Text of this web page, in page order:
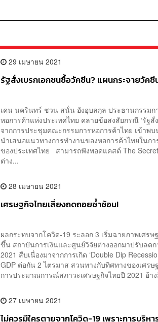
29 เมษายน 2021
รัฐสั่งเบรกเอกชนซื้อวัคซีน? แผนกระจายวัค
เคน นครินทร์ ชวน สนั่น อังอุบลกุล ประธานกรรมก
หอการค้าแห่งประเทศไทย คลายข้อสงสัยกรณี ‘รัฐ
จากการประชุมคณะกรรมการหอการค้าไทย เข้าพ
นำเสนอแนวทางการทำงานของหอการค้าไทยในก
ของประเทศไทย สามารถฟังพอดแคสต์ The
ต่าง...
28 เมษายน 2021
เศรษฐกิจไทยเสี่ยงถดถอยซ้ำซ้อน!
ผลกระทบจากโควิด-19 ระลอก 3 เริ่มฉายภาพเศรษ
ขึ้น สถาบันการเงินและศูนย์วิจัยต่างออกมาปรับลด
2021 สืบเนื่องมาจากการเกิด ‘Double Dip
GDP ต่อกัน 2 ไตรมาส สวนทางกับทิศทางของเศร
การประมาณการณ์สภาวะเศรษฐกิจไทยปี 2021 อ้าง
27 เมษายน 2021
ไม่ควรมีใครตายจากโควิด-19 เพราะการบริห